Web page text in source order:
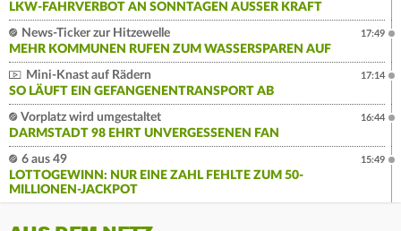
LKW-FAHRVERBOT AN SONNTAGEN AUSSER KRAFT
News-Ticker zur Hitzewelle
MEHR KOMMUNEN RUFEN ZUM WASSERSPAREN AUF
17:49
Mini-Knast auf Rädern
SO LÄUFT EIN GEFANGENENTRANSPORT AB
17:14
Vorplatz wird umgestaltet
DARMSTADT 98 EHRT UNVERGESSENEN FAN
16:44
6 aus 49
LOTTOGEWINN: NUR EINE ZAHL FEHLTE ZUM 50-
MILLIONEN-JACKPOT
15:49